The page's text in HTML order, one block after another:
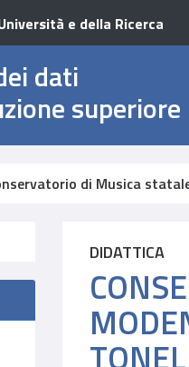
e della Ricerca
dati
superiore
di Musica
DIDATTICA